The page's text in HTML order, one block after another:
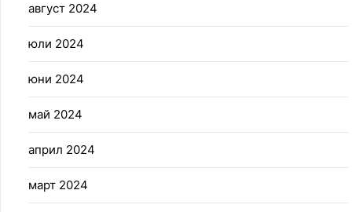
август 2024
юли 2024
юни 2024
май 2024
април 2024
март 2024